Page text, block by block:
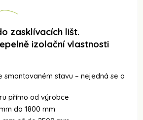
zasklívacích lišt.
izolační vlastnosti
smontovaném stavu – nejedná se o
přímo od výrobce
do 1800 mm